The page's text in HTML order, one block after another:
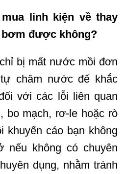
linh kiện về thay
được không?
bị mất nước mồi đơn
châm nước để khắc
với các lỗi liên quan
bo mạch, rơ-le hoặc rò
khuyến cáo bạn không
nếu không có chuyên
dụng, nhằm tránh